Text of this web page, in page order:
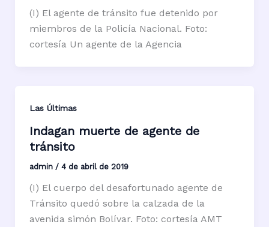
(I) El agente de tránsito fue detenido por
miembros de la Policía Nacional. Foto:
cortesía Un agente de la Agencia
Las Últimas
Indagan muerte de agente de
tránsito
admin / 4 de abril de 2019
(I) El cuerpo del desafortunado agente de
Tránsito quedó sobre la calzada de la
avenida simón Bolívar. Foto: cortesía AMT